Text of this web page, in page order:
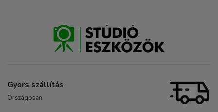
Gyors szállítás
Országosan